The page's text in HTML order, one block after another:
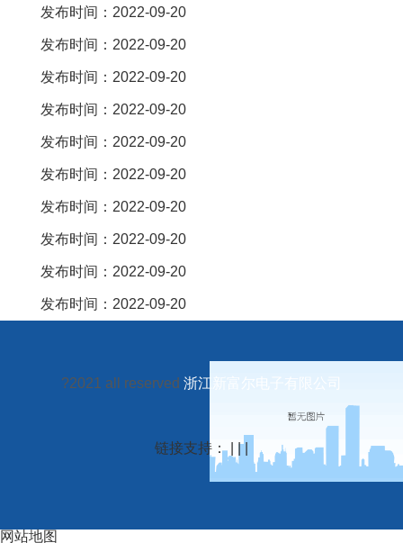
来的都是5v电压，一般手机充电都无所谓，但是一些功率比较大的
就要用a数高一点的了不然功率不够不好用。一个意思，
1a=1000ma，1ma=1000μa。原装充电器（指线充）上所标注的输
出参数：比如输出5。0v/1a、输出5。0v
发布时间：2022-09-20
发布时间：2022-09-20
发布时间：2022-09-20
发布时间：2022-09-20
发布时间：2022-09-20
发布时间：2022-09-20
发布时间：2022-09-20
发布时间：2022-09-20
发布时间：2022-09-20
发布时间：2022-09-20
?2021 all reserved 浙江新富尔电子有限公司
链接支持： | | |
网站地图